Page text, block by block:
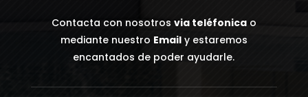
Contacta con nosotros via teléfonicao
mediante nuestro Emaily estaremos
encantados de poder ayudarle.